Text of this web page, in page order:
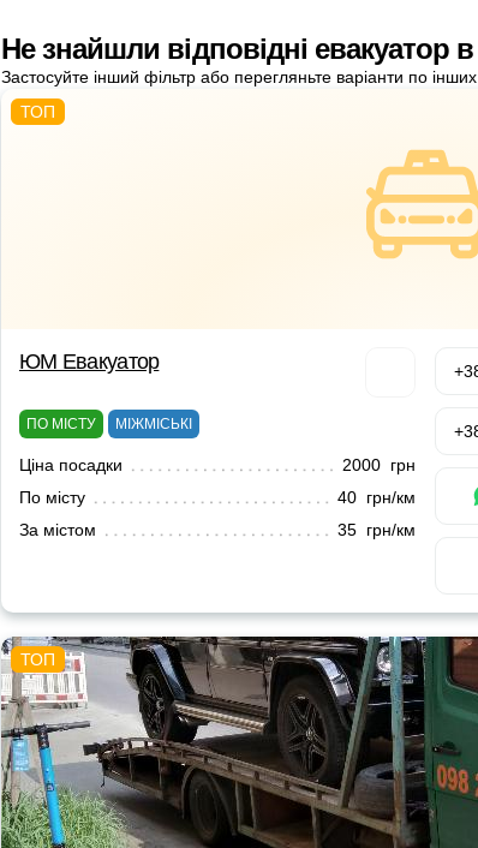
Не знайшли відповідні евакуатор
Застосуйте інший фільтр або перегляньте варіанти по інших
ЮМ Евакуатор
ПО МІСТУ МІЖМІСЬКІ
Ціна посадки
2000 грн
По місту
40 грн/км
За містом
35 грн/км